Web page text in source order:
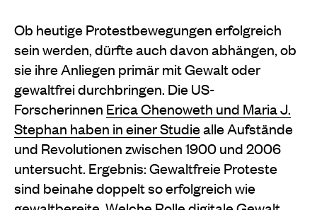
Ob heutige Protestbewegungen erfolgreich
sein werden, dürfte auch davon abhängen, ob
sie ihre Anliegen primär mit Gewalt oder
gewaltfrei durchbringen. Die US-
Forscherinnen Erica Chenoweth und Maria J.
Stephan haben in einer Studiealle Aufstände
und Revolutionen zwischen 1900 und 2006
untersucht. Ergebnis: Gewaltfreie Proteste
sind beinahe doppelt so erfolgreich wie